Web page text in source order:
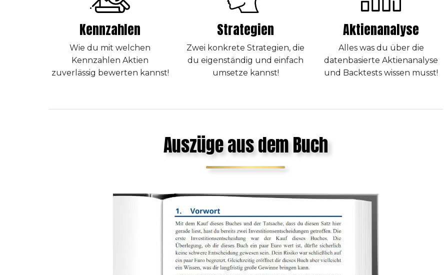
Kennzahlen
Wie du mit welchen
Kennzahlen Aktien
zuverlässig bewerten kannst!
Strategien
Zwei konkrete Strategien, die
du eigenständig und einfach
umsetze kannst!
Aktienanalyse
Alles was du über die
datenbasierte Aktienanalyse
und Backtests wissen musst!
Auszüge aus dem Buch